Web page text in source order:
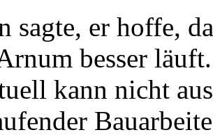
sagte, er hoffe,
besser
kann nicht